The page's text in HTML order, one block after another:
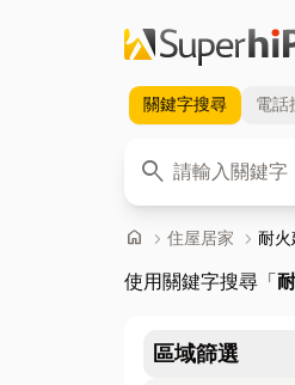
關鍵字搜尋 電話
search
關鍵字
home 首頁
chevron_right 住屋居家 chevron_right 耐
使用關鍵字搜尋「
區域篩選